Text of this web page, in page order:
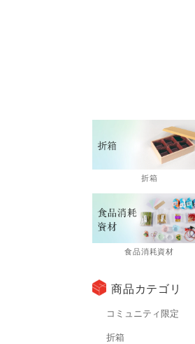
折箱
食品消耗資材
商品カテゴリ
コミュニティ限定
折箱